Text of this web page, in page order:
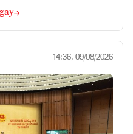
14:36, 09/08/2026